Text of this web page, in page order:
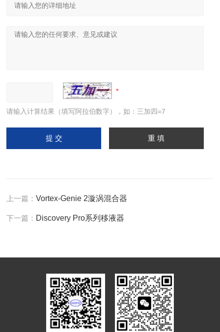
请输入计算结果（填写阿拉伯数字），如：三加四=7
上一篇：Vortex-Genie 2漩涡混合器
下一篇： Discovery Pro系列移液器